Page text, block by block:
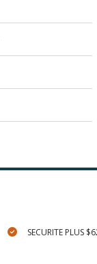
SECURITE PLUS